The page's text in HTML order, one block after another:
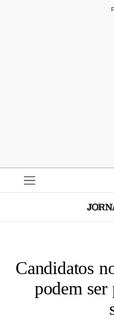
Candidatos
podem ser